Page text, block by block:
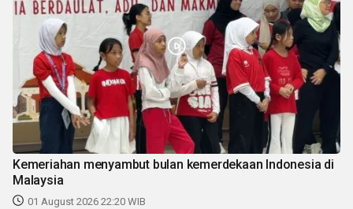
Kemeriahan menyambut bulan kemerdekaan Indonesia di
Malaysia
01 August 2026 22:20 WIB